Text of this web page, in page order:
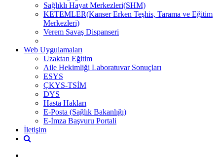
Sağlıklı Hayat Merkezleri(SHM)
KETEMLER(Kanser Erken Teşhis, Tarama ve Eğitim
Merkezleri)
Verem Savaş Dispanseri
Web Uygulamaları
Uzaktan Eğitim
Aile Hekimliği Laboratuvar Sonuçları
ESYS
ÇKYS-TSİM
DYS
Hasta Hakları
E-Posta (Sağlık Bakanlığı)
E-İmza Başvuru Portali
İletişim